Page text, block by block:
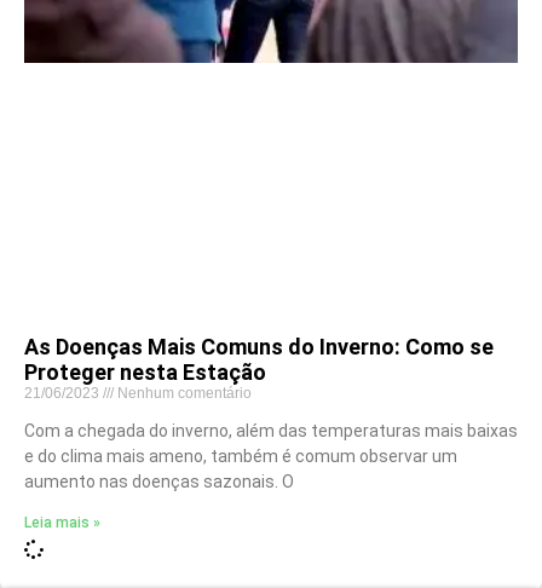
As Doenças Mais Comuns do Inverno: Como se
Proteger nesta Estação
21/06/2023 Nenhum comentário
Com a chegada do inverno, além das temperaturas mais baixas
e do clima mais ameno, também é comum observar um
aumento nas doenças sazonais. O
Leia mais »